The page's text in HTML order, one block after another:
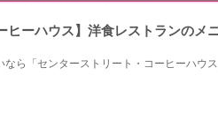
ヒーハウス】洋食レストランのメ
ら「センターストリート・コーヒーハウ